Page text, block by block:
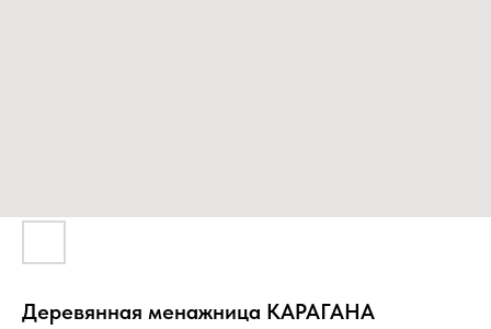
Деревянная менажница КАРАГАНА